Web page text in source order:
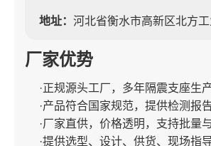
地址： 河北省衡水市高新区北方
厂家优势
·正规源头工厂，多年隔震支座生
·产品符合国家规范，提供检测报
·厂家直供，价格透明，支持批量
·提供选型、设计、供货、现场指